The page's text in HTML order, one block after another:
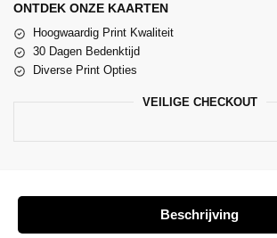
ONTDEK ONZE KAARTEN
Hoogwaardig Print Kwaliteit
30 Dagen Bedenktijd
Diverse Print Opties
VEILIGE CHECKOUT
Beschrijving